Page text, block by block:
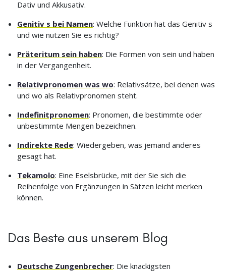
Dativ und Akkusativ.
Genitiv s bei Namen: Welche Funktion hat das Genitiv s
und wie nutzen Sie es richtig?
Präteritum sein haben: Die Formen von sein und haben
in der Vergangenheit.
Relativpronomen was wo: Relativsätze, bei denen was
und wo als Relativpronomen steht.
Indefinitpronomen: Pronomen, die bestimmte oder
unbestimmte Mengen bezeichnen.
Indirekte Rede: Wiedergeben, was jemand anderes
gesagt hat.
Tekamolo: Eine Eselsbrücke, mit der Sie sich die
Reihenfolge von Ergänzungen in Sätzen leicht merken
können.
Das Beste aus unserem Blog
Deutsche Zungenbrecher: Die knackigsten